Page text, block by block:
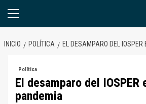
Menú
INICIO POLÍTICA EL DESAMPARO DEL
Política
El desamparo del IOSPER
pandemia